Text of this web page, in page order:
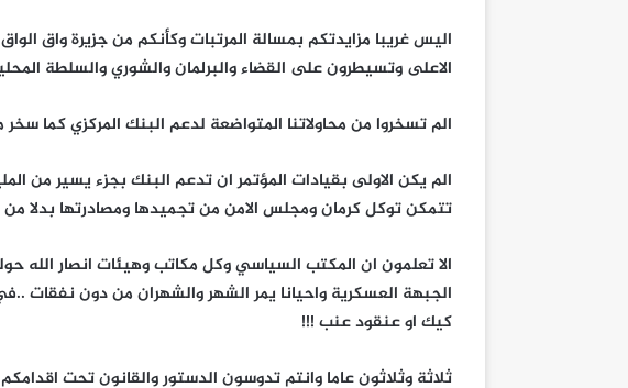
اليس غريبا مزايدتكم بمسالة المرتبات وكأنكم من جزيرة واق
الاعلى وتسيطرون على القضاء والبرلمان والشوري والسلطة
الم تسخروا من محاولاتنا المتواضعة لدعم البنك المركزي كما سخر
الم يكن الاولى بقيادات المؤتمر ان تدعم البنك بجزء يسير من
تتمكن توكل كرمان ومجلس الامن من تجميدها ومصادرتها بدلا
الا تعلمون ان المكتب السياسي وكل مكاتب وهيئات انصار الله
الجبهة العسكرية واحيانا يمر الشهر والشهران من دون نفقات
كيك او عنقود عنب !!!
ثلاثة وثلاثون عاما وانتم تدوسون الدستور والقانون تحت